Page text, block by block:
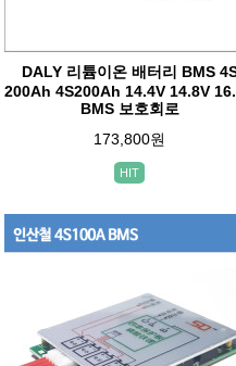
DALY 리튬이온 배터리 BMS
200Ah 4S200Ah 14.4V 14.8V
BMS 보호회로
173,800원
HIT